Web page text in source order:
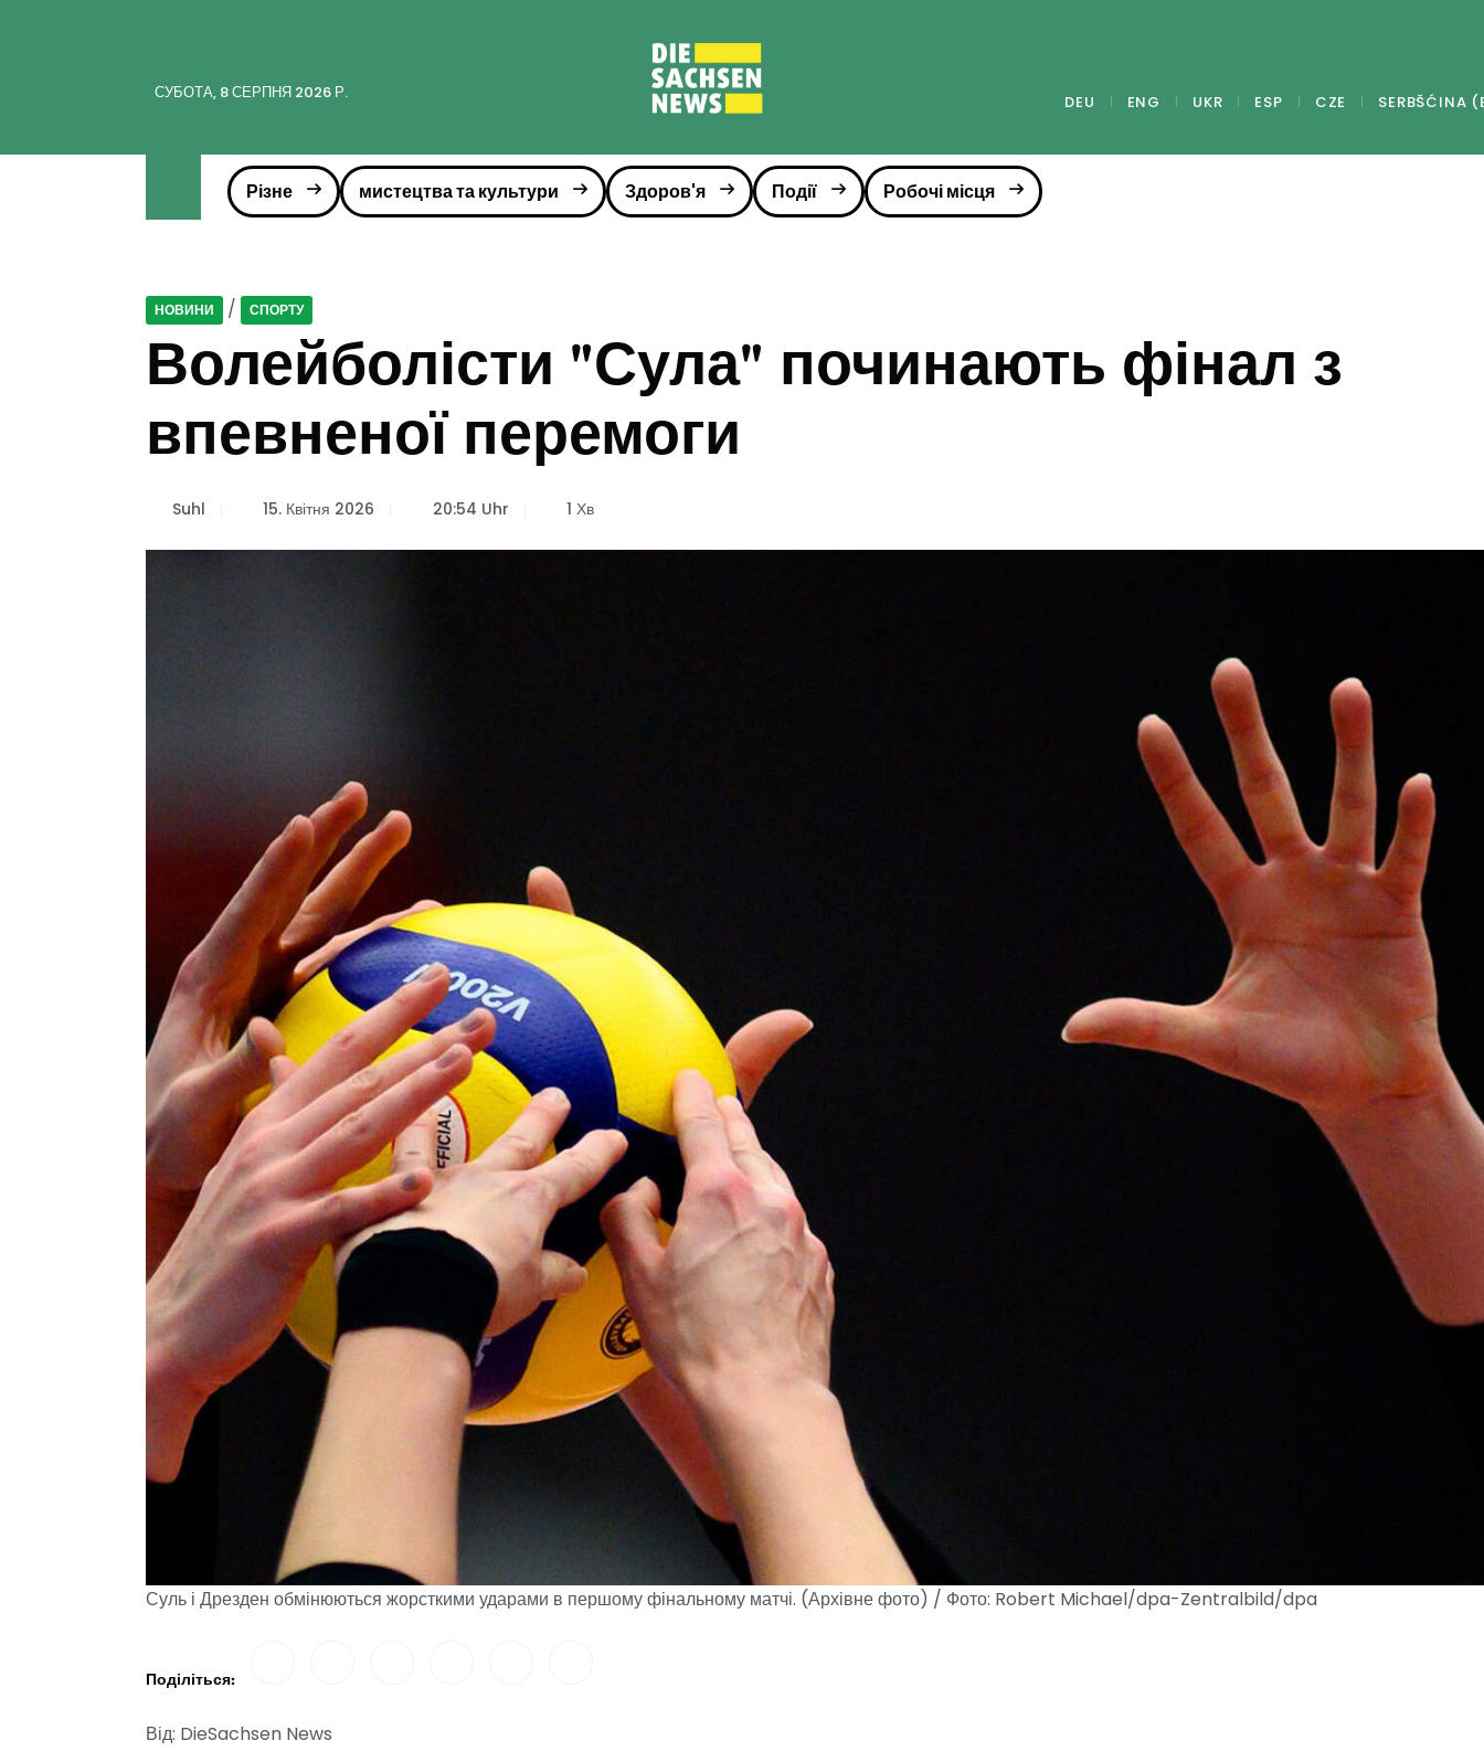
СУБОТА, 8 СЕРПНЯ 2026 Р. DEU ENG UKR ESP CZE SERBŠĆINA
Різне мистецтва та культури Здоров'я Події Робочі місця
НОВИНИ / СПОРТУ
Волейболісти "Сула" починають фінал з
впевненої перемоги
Suhl 15. Квітня 2026 20:54 Uhr 1 Хв
Суль і Дрезден обмінюються жорсткими ударами в першому фінальному матчі. (Архівне фото) / Фото: Robert Michael/dpa-Zentralbild/dpa
Поділіться:
Від: DieSachsen News